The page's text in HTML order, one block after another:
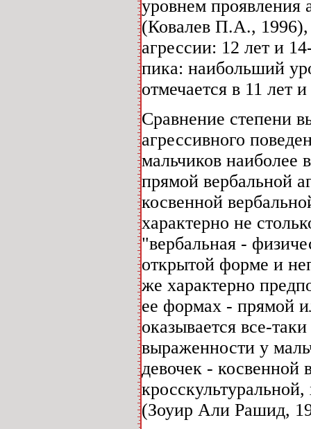
уровнем проявления
(Ковалев П.А., 1996),
агрессии: 12 лет и
пика: наибольший
отмечается в 11 лет
Сравнение степени
агрессивного
мальчиков наиболее
прямой вербальной
косвенной
характерно не
"вербальная -
открытой форме и
же характерно
ее формах - прямой
оказывается все-
выраженности у
девочек - косвенной
(Зоуир Али Рашид,